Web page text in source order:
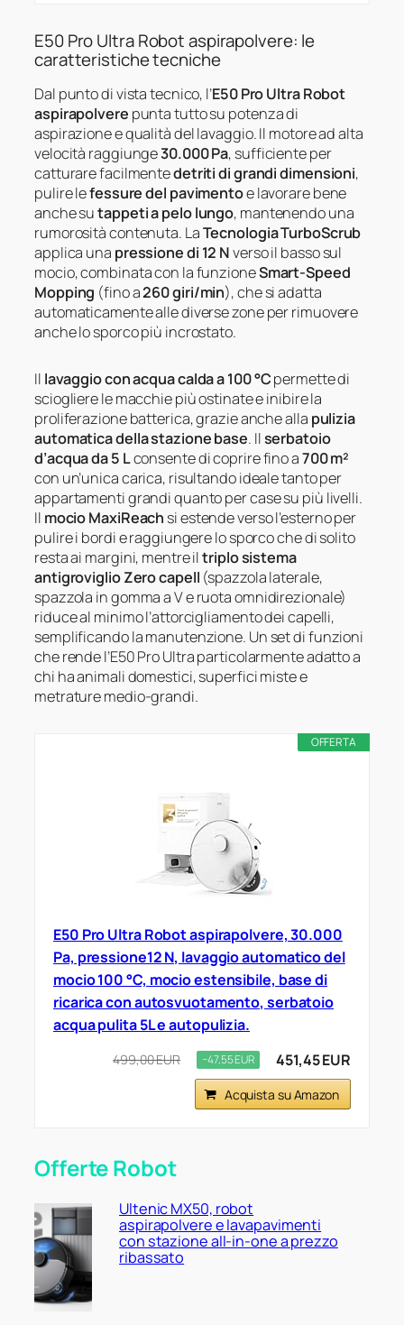
E50 Pro Ultra Robot aspirapolvere: le
caratteristiche tecniche
Dal punto di vista tecnico, l’E50 Pro Ultra Robot
aspirapolvere punta tutto su potenza di
aspirazione e qualità del lavaggio. Il motore ad alta
velocità raggiunge30.000 Pa, sufficiente per
catturare facilmentedetriti di grandi dimensioni,
pulire lefessure del pavimentoe lavorare bene
anche sutappeti a pelo lungo, mantenendo una
rumorosità contenuta. LaTecnologia TurboScrub
applica una pressione di 12 Nverso il basso sul
mocio, combinata con la funzioneSmart-Speed
Mopping (fino a260 giri/min), che si adatta
automaticamente alle diverse zone per rimuovere
anche lo sporco più incrostato.
Il lavaggio con acqua calda a 100 °Cpermette di
sciogliere le macchie più ostinate e inibire la
proliferazione batterica, grazie anche alla pulizia
automatica della stazione base. Ilserbatoio
d’acqua da 5 Lconsente di coprire fino a700 m²
con un’unica carica, risultando ideale tanto per
appartamenti grandi quanto per case su più livelli.
Il mocio MaxiReach si estende verso l’esterno per
pulire i bordi e raggiungere lo sporco che di solito
resta ai margini, mentre iltriplo sistema
antigroviglio Zero capell (spazzola laterale,
spazzola in gomma a V e ruota omnidirezionale)
riduce al minimo l’attorcigliamento dei capelli,
semplificando la manutenzione. Un set di funzioni
che rende l’E50 Pro Ultra particolarmente adatto a
chi ha animali domestici, superfici miste e
metrature medio-grandi.
OFFERTA
E50 Pro Ultra Robot aspirapolvere, 30.000
Pa, pressione12 N, lavaggio automatico del
mocio 100 °C, mocio estensibile, base di
ricarica con autosvuotamento, serbatoio
acqua pulita 5L e autopulizia.
499,00 EUR −47,55 EUR 451,45 EUR
Acquista su Amazon
Offerte Robot
Ultenic MX50, robot
aspirapolvere e lavapavimenti
con stazione all-in-one a prezzo
ribassato